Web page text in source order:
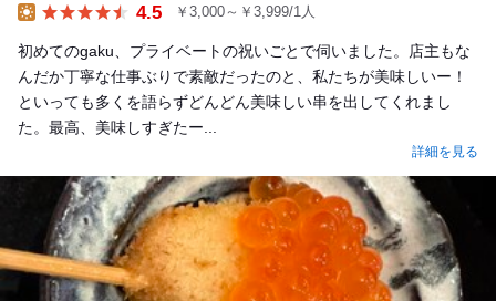
4.5 ￥3,000～￥3,999/1人
初めてのgaku、プライベートの祝いごとで伺いました。店主もな
んだか丁寧な仕事ぶりで素敵だったのと、私たちが美味しいー！
といっても多くを語らずどんどん美味しい串を出してくれまし
た。最高、美味しすぎたー...
詳細を見る